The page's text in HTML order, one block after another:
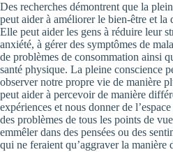
Des recherches démontrent que la
peut aider à améliorer le bien-être et la
Elle peut aider les gens à réduire leur
anxiété, à gérer des symptômes de
de problèmes de consommation ainsi
santé physique. La pleine conscience
observer notre propre vie de manière
peut aider à percevoir de manière
expériences et nous donner de
des problèmes de tous les points de
emmêler dans des pensées ou des
qui ne feraient qu’aggraver la manière